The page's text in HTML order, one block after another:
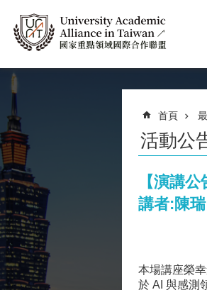
首頁
活動公
【演講
講者:陳
本場講座榮
於 AI 與感測